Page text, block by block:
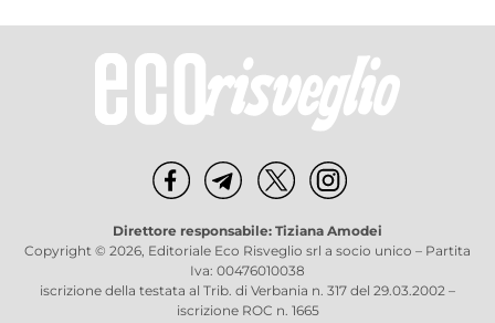
Direttore responsabile: Tiziana Amodei
Copyright © 2026, Editoriale Eco Risveglio srl a socio unico – Partita
Iva: 00476010038
iscrizione della testata al Trib. di Verbania n. 317 del 29.03.2002 –
iscrizione ROC n. 1665